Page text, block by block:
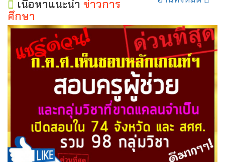
เนื้อหาแนะนำ ข่าวการ
ศึกษา